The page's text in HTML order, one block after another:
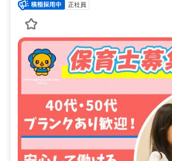
正社員